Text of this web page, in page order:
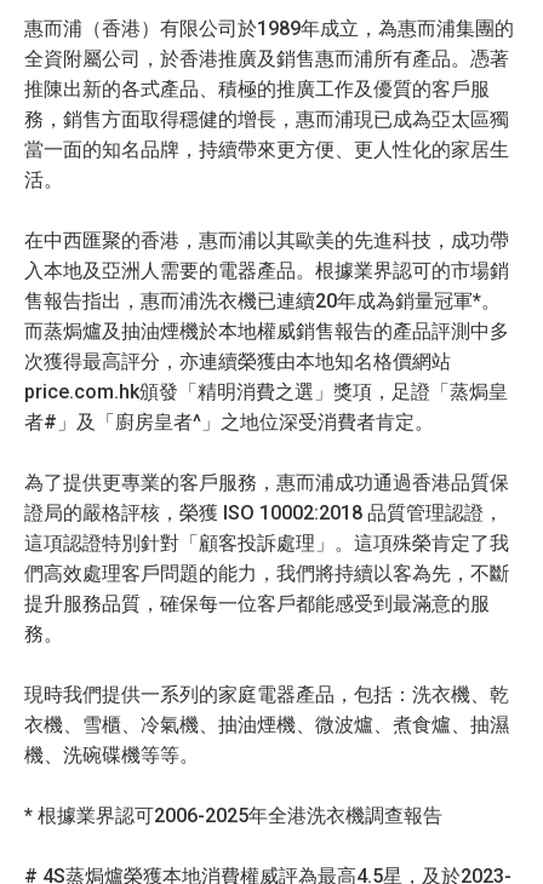
惠而浦（香港）有限公司於1989年成立，為惠而浦集團的
全資附屬公司，於香港推廣及銷售惠而浦所有產品。憑著
推陳出新的各式產品、積極的推廣工作及優質的客戶服
務，銷售方面取得穩健的增長，惠而浦現已成為亞太區獨
當一面的知名品牌，持續帶來更方便、更人性化的家居生
活。
在中西匯聚的香港，惠而浦以其歐美的先進科技，成功帶
入本地及亞洲人需要的電器產品。根據業界認可的市場銷
售報告指出，惠而浦洗衣機已連續20年成為銷量冠軍*。
而蒸焗爐及抽油煙機於本地權威銷售報告的產品評測中多
次獲得最高評分，亦連續榮獲由本地知名格價網站
price.com.hk頒發「精明消費之選」獎項，足證「蒸焗皇
者#」及「廚房皇者^」之地位深受消費者肯定。
為了提供更專業的客戶服務，惠而浦成功通過香港品質保
證局的嚴格評核，榮獲 ISO 10002:2018 品質管理認證，
這項認證特別針對「顧客投訴處理」。這項殊榮肯定了我
們高效處理客戶問題的能力，我們將持續以客為先，不斷
提升服務品質，確保每一位客戶都能感受到最滿意的服
務。
現時我們提供一系列的家庭電器產品，包括：洗衣機、乾
衣機、雪櫃、冷氣機、抽油煙機、微波爐、煮食爐、抽濕
機、洗碗碟機等等。
* 根據業界認可2006-2025年全港洗衣機調查報告
# 4S蒸焗爐榮獲本地消費權威評為最高4.5星，及於2023-